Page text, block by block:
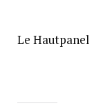
Le Hautpanel